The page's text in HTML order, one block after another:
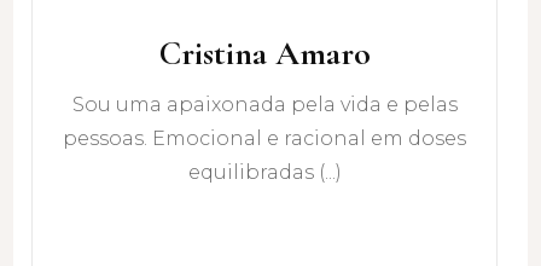
Cristina Amaro
Sou uma apaixonada pela vida e pelas
pessoas. Emocional e racional em doses
equilibradas (...)